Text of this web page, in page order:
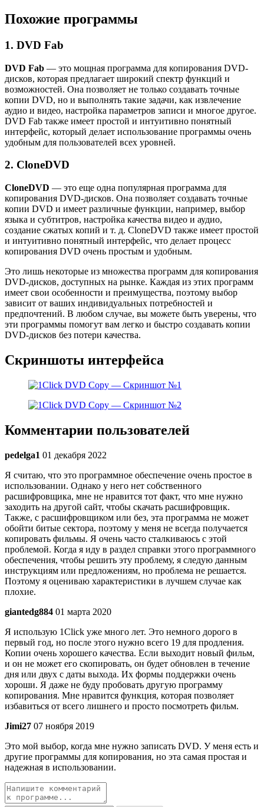
Похожие программы
1. DVD Fab
DVD Fab — это мощная программа для копирования DVD-
дисков, которая предлагает широкий спектр функций и
возможностей. Она позволяет не только создавать точные
копии DVD, но и выполнять такие задачи, как извлечение
аудио и видео, настройка параметров записи и многое другое.
DVD Fab также имеет простой и интуитивно понятный
интерфейс, который делает использование программы очень
удобным для пользователей всех уровней.
2. CloneDVD
CloneDVD — это еще одна популярная программа для
копирования DVD-дисков. Она позволяет создавать точные
копии DVD и имеет различные функции, например, выбор
языка и субтитров, настройка качества видео и аудио,
создание сжатых копий и т. д. CloneDVD также имеет простой
и интуитивно понятный интерфейс, что делает процесс
копирования DVD очень простым и удобным.
Это лишь некоторые из множества программ для копирования
DVD-дисков, доступных на рынке. Каждая из этих программ
имеет свои особенности и преимущества, поэтому выбор
зависит от ваших индивидуальных потребностей и
предпочтений. В любом случае, вы можете быть уверены, что
эти программы помогут вам легко и быстро создавать копии
DVD-дисков без потери качества.
Скриншоты интерфейса
Комментарии пользователей
pedelga1 01 декабря 2022
Я считаю, что это программное обеспечение очень простое в
использовании. Однако у него нет собственного
расшифровщика, мне не нравится тот факт, что мне нужно
заходить на другой сайт, чтобы скачать расшифровщик.
Также, с расшифровщиком или без, эта программа не может
обойти битые сектора, поэтому у меня не всегда получается
копировать фильмы. Я очень часто сталкиваюсь с этой
проблемой. Когда я иду в раздел справки этого программного
обеспечения, чтобы решить эту проблему, я следую данным
инструкциям или предложениям, но проблема не решается.
Поэтому я оцениваю характеристики в лучшем случае как
плохие.
giantedg884 01 марта 2020
Я использую 1Click уже много лет. Это немного дорого в
первый год, но после этого нужно всего 19 для продления.
Копии очень хорошего качества. Если выходит новый фильм,
и он не может его скопировать, он будет обновлен в течение
дня или двух с даты выхода. Их формы поддержки очень
хороши. Я даже не буду пробовать другую программу
копирования. Мне нравится функция, которая позволяет
избавиться от всего лишнего и просто посмотреть фильм.
Jimi27 07 ноября 2019
Это мой выбор, когда мне нужно записать DVD. У меня есть и
другие программы для копирования, но эта самая простая и
надежная в использовании.